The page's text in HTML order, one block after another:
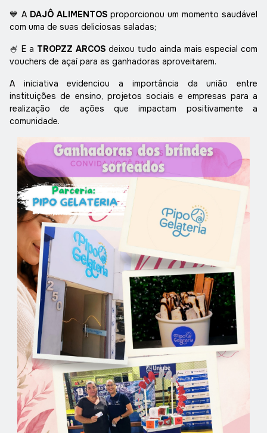
💙 A DAJÔ ALIMENTOS proporcionou um momento saudável
com uma de suas deliciosas saladas;
🍧 E a TROPZZ ARCOS deixou tudo ainda mais especial com
vouchers de açaí para as ganhadoras aproveitarem.
A iniciativa evidenciou a importância da união entre
instituições de ensino, projetos sociais e empresas para a
realização de ações que impactam positivamente a
comunidade.